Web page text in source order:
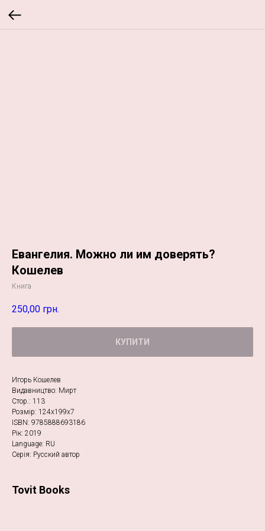
Евангелия. Можно ли им доверять?
Кошелев
Книга
250,00 грн.
КУПИТИ
Игорь Кошелев
Видавництво: Мирт
Стор.: 113
Розмір: 124х199х7
ISBN: 9785888693186
Рік: 2019
Language: RU
Серія: Русский автор
Tovit Books